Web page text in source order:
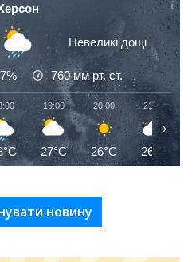
Невеликі дощі
760мм рт. ст.
19:00
27°C
20:00
26°C
21:00
26°C
›
новину